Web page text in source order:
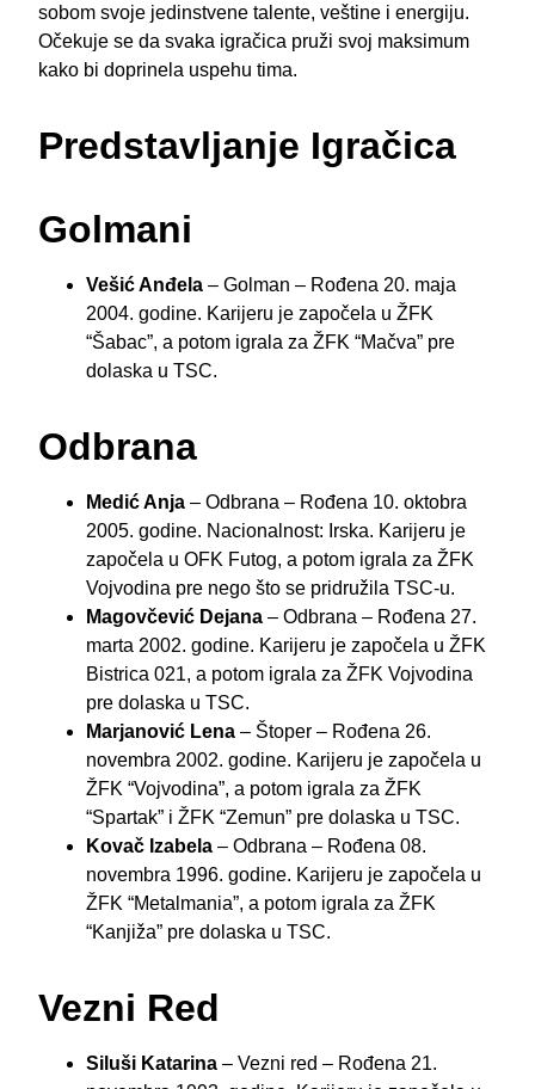
sobom svoje jedinstvene talente, veštine i energiju.
Očekuje se da svaka igračica pruži svoj maksimum
kako bi doprinela uspehu tima.
Predstavljanje Igračica
Golmani
Vešić Anđela – Golman – Rođena 20. maja
2004. godine. Karijeru je započela u ŽFK
“Šabac”, a potom igrala za ŽFK “Mačva” pre
dolaska u TSC.
Odbrana
Medić Anja – Odbrana – Rođena 10. oktobra
2005. godine. Nacionalnost: Irska. Karijeru je
započela u OFK Futog, a potom igrala za ŽFK
Vojvodina pre nego što se pridružila TSC-u.
Magovčević Dejana – Odbrana – Rođena 27.
marta 2002. godine. Karijeru je započela u ŽFK
Bistrica 021, a potom igrala za ŽFK Vojvodina
pre dolaska u TSC.
Marjanović Lena – Štoper – Rođena 26.
novembra 2002. godine. Karijeru je započela u
ŽFK “Vojvodina”, a potom igrala za ŽFK
“Spartak” i ŽFK “Zemun” pre dolaska u TSC.
Kovač Izabela – Odbrana – Rođena 08.
novembra 1996. godine. Karijeru je započela u
ŽFK “Metalmania”, a potom igrala za ŽFK
“Kanjiža” pre dolaska u TSC.
Vezni Red
Siluši Katarina – Vezni red – Rođena 21.